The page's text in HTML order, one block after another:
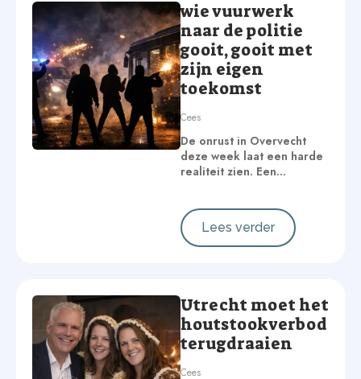
wie vuurwerk
naar de politie
gooit, gooit met
zijn eigen
toekomst
Cees
De onrust in Overvecht
deze week laat een harde
realiteit zien. Een…
Lees verder
Utrecht moet het
houtstookverbod
terugdraaien
Cees